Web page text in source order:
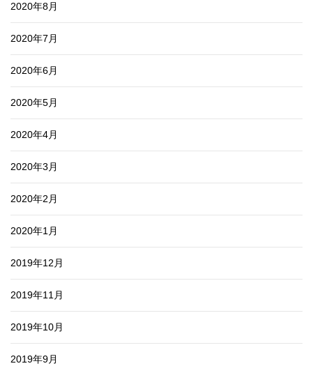
2020年8月
2020年7月
2020年6月
2020年5月
2020年4月
2020年3月
2020年2月
2020年1月
2019年12月
2019年11月
2019年10月
2019年9月